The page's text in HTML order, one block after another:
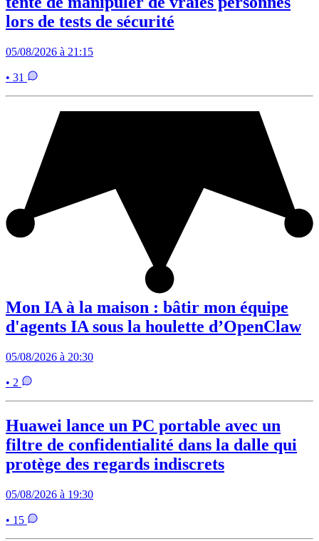
lors de tests de sécurité
05/08/2026 à 21:15
• 31
Mon IA à la maison : bâtir mon équipe
d'agents IA sous la houlette d’OpenClaw
05/08/2026 à 20:30
• 2
Huawei lance un PC portable avec un
filtre de confidentialité dans la dalle qui
protège des regards indiscrets
05/08/2026 à 19:30
• 15